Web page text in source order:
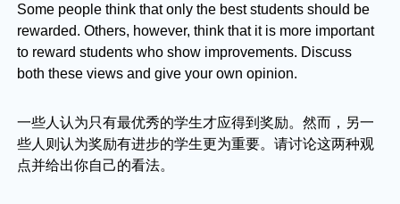
Some people think that only the best students should be
rewarded. Others, however, think that it is more important
to reward students who show improvements. Discuss
both these views and give your own opinion.
一些人认为只有最优秀的学生才应得到奖励。然而，另一
些人则认为奖励有进步的学生更为重要。请讨论这两种观
点并给出你自己的看法。